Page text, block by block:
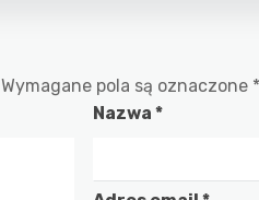
Wymagane pola są oznaczone *
Nazwa *